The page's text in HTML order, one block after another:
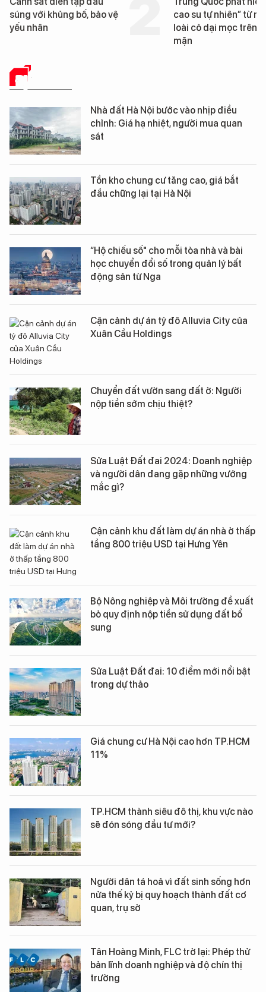
cao su tự nhiên” từ một
loài cỏ dại mọc trên đất
Đà Nẵng sắp
ĐỊA ỐC SỐ
Nhà đất Hà Nội bước vào nhịp điều
chỉnh: Giá hạ nhiệt, người mua quan
sát
Tồn kho chung cư tăng cao, giá bắt
đầu chững lại tại Hà Nội
“Hộ chiếu số" cho mỗi tòa nhà và bài
học chuyển đổi số trong quản lý bất
động sản từ Nga
Cận cảnh dự án tỷ đô Alluvia City của
Xuân Cầu Holdings
Chuyển đất vườn sang đất ở: Người
nộp tiền sớm chịu thiệt?
Sửa Luật Đất đai 2024: Doanh nghiệp
và người dân đang gặp những vướng
mắc gì?
Cận cảnh khu đất làm dự án nhà ở thấp
tầng 800 triệu USD tại Hưng Yên
Bộ Nông nghiệp và Môi trường đề xuất
bỏ quy định nộp tiền sử dụng đất bổ
sung
Sửa Luật Đất đai: 10 điểm mới nổi bật
trong dự thảo
Giá chung cư Hà Nội cao hơn TP.HCM
11%
TP.HCM thành siêu đô thị, khu vực nào
sẽ đón sóng đầu tư mới?
Người dân tá hoả vì đất sinh sống hơn
nửa thế kỷ bị quy hoạch thành đất cơ
quan, trụ sở
Tân Hoàng Minh, FLC trở lại: Phép thử
bản lĩnh doanh nghiệp và độ chín thị
trường